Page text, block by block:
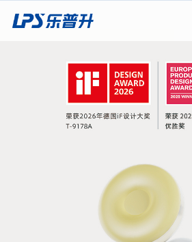
加盟合作